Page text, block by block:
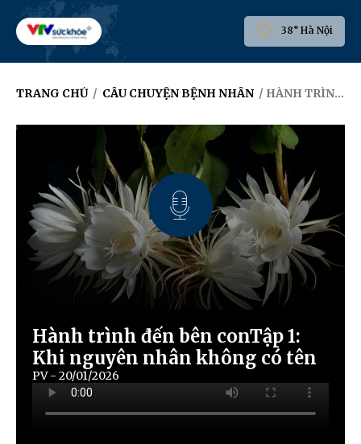
38° Hà Nội
TRANG CHỦ / CÂU CHUYỆN BỆNH NHÂN / HÀNH TRÌNH ĐẾN BÊN CONTẬP 1: KHI NGUYÊN NHÂN KHÔNG CÓ TÊN
Hành trình đến bên conTập 1:
Khi nguyên nhân không có tên
PV - 20/01/2026